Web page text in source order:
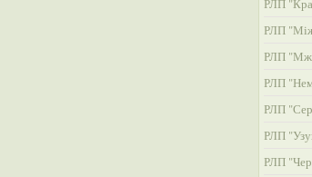
РЛП
РЛП
РЛП
РЛП
РЛП
РЛП
РЛП